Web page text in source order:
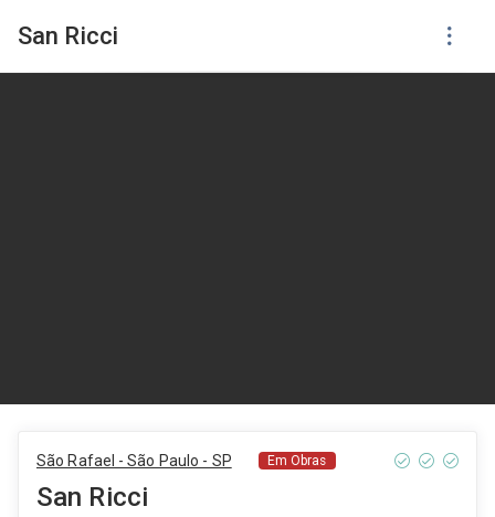
San Ricci
São Rafael - São Paulo - SP Em Obras
San Ricci